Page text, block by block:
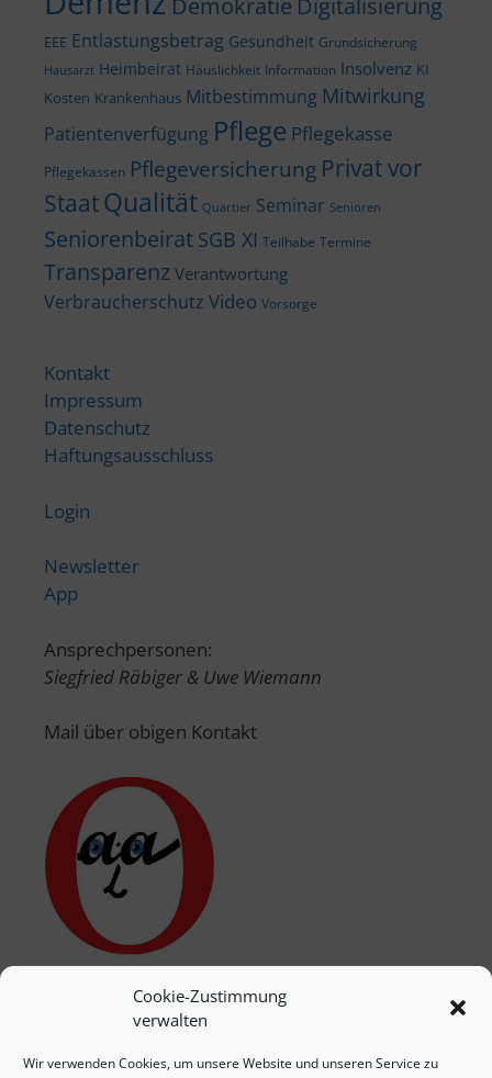
Cookie-Zustimmung
verwalten
Wir verwenden Cookies, um unsere Website und unseren Service zu
EEE Entlastungsbetrag Gesundheit Grundsicherung
Hausarzt Heimbeirat Häuslichkeit Information Insolvenz KI
Kosten Krankenhaus Mitbestimmung Mitwirkung
Patientenverfügung Pflege Pflegekasse
Pflegekassen Pflegeversicherung Privat vor
StaatQualität Quartier Seminar Senioren
Seniorenbeirat SGB XI Teilhabe Termine
Transparenz Verantwortung
Verbraucherschutz Video Vorsorge
Kontakt
Impressum
Datenschutz
Haftungsausschluss
Login
Newsletter
App
Ansprechpersonen:
Siegfried Räbiger & Uwe Wiemann
Mail über obigen Kontakt